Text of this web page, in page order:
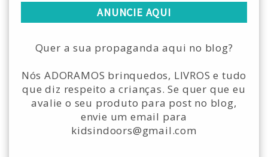
ANUNCIE AQUI
Quer a sua propaganda aqui no blog?
Nós ADORAMOS brinquedos, LIVROS e tudo
que diz respeito a crianças. Se quer que eu
avalie o seu produto para post no blog,
envie um email para
kidsindoors@gmail.com